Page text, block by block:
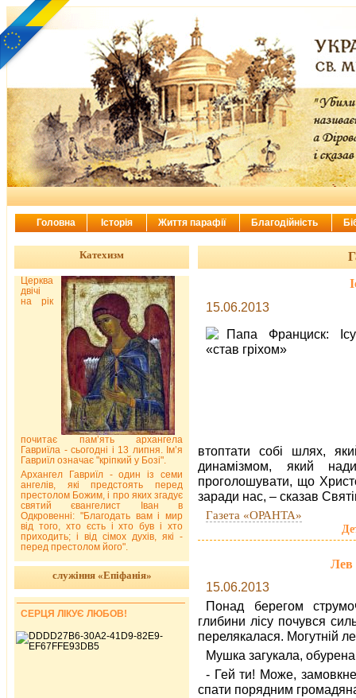
15.06.2013
втоптати собі шлях,
динамізмом, який
проголошувати, що
заради нас, – сказав
Газета «ОРАНТА»
Лев
15.06.2013
Понад берегом
глибини лісу почувся
перелякалася. Могутній
Мушка загукала,
- Гей ти! Може,
спати порядним
Катехизм
Церква
двічі
на рік
почитає пам’ять архангела
Гавриїла - сьогодні і 13 липня. Ім’я
Гавриїл означає "кріпкий у Бозі".
Архангел Гавриїл - один із семи
ангелів, які предстоять перед
престолом Божим, і про яких згадує
святий євангелист Іван в
Одкровенні: "Благодать вам і мир
від того, хто єсть і хто був і хто
приходить; і від сімох духів, які -
перед престолом його".
служіння «Епіфанія»
СЕРЦЯ ЛІКУЄ ЛЮБОВ!
Головна Історія Життя парафії Благодійність